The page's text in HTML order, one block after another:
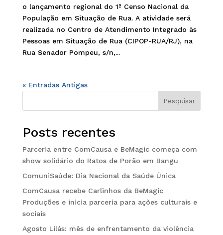
o lançamento regional do 1º Censo Nacional da
População em Situação de Rua. A atividade será
realizada no Centro de Atendimento Integrado às
Pessoas em Situação de Rua (CIPOP-RUA/RJ), na
Rua Senador Pompeu, s/n,...
« Entradas Antigas
Pesquisar
Posts recentes
Parceria entre ComCausa e BeMagic começa com
show solidário do Ratos de Porão em Bangu
ComuniSaúde: Dia Nacional da Saúde Única
ComCausa recebe Carlinhos da BeMagic
Produções e inicia parceria para ações culturais e
sociais
Agosto Lilás: mês de enfrentamento da violência